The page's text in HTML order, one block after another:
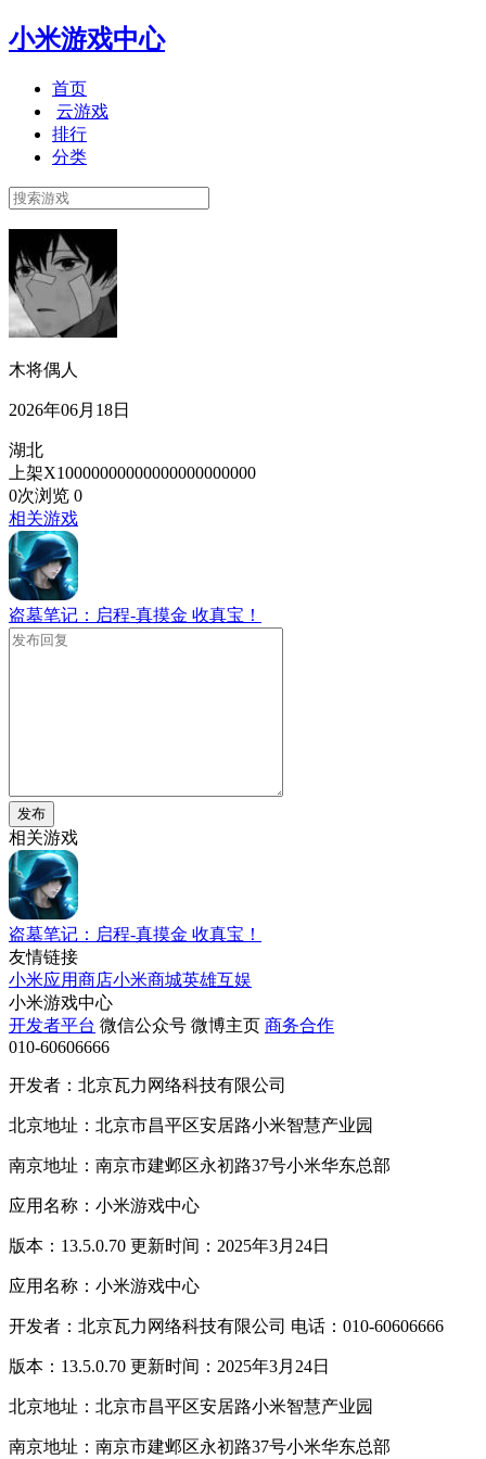
小米游戏中心
首页
云游戏
排行
分类
木将偶人
2026年06月18日
湖北
上架X10000000000000000000000
0次浏览 0
相关游戏
盗墓笔记：启程-真摸金 收真宝！
发布
相关游戏
盗墓笔记：启程-真摸金 收真宝！
友情链接
小米应用商店小米商城英雄互娱
小米游戏中心
开发者平台 微信公众号 微博主页 商务合作
010-60606666
开发者：北京瓦力网络科技有限公司
北京地址：北京市昌平区安居路小米智慧产业园
南京地址：南京市建邺区永初路37号小米华东总部
应用名称：小米游戏中心
版本：13.5.0.70 更新时间：2025年3月24日
应用名称：小米游戏中心
开发者：北京瓦力网络科技有限公司 电话：010-60606666
版本：13.5.0.70 更新时间：2025年3月24日
北京地址：北京市昌平区安居路小米智慧产业园
南京地址：南京市建邺区永初路37号小米华东总部